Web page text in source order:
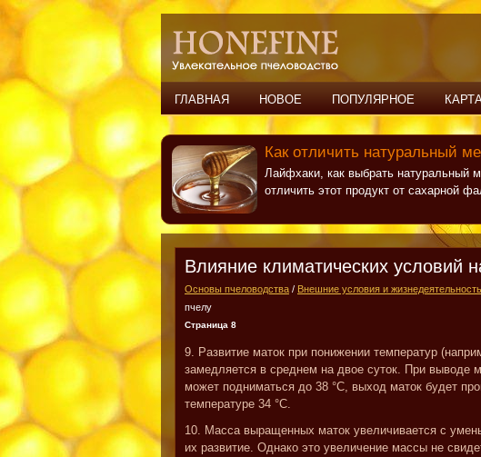
ГЛАВНАЯ НОВОЕ ПОПУЛЯРНОЕ
Как отличить натуральный
Лайфхаки, как выбрать натуральный
отличить этот продукт от сахарной
Влияние климатических условий
Основы пчеловодства / Внешние условия и
пчелу
Страница 8
9. Развитие маток при понижении температур
замедляется в среднем на двое суток. При выводе
может подниматься до 38 °C, выход маток будет
температуре 34 °C.
10. Масса выращенных маток увеличивается с
их развитие. Однако это увеличение массы не